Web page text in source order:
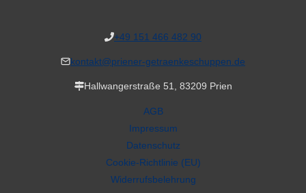
+49 151 466 482 90
kontakt@priener-getraenkeschuppen.de
Hallwangerstraße 51, 83209 Prien
AGB
Impressum
Datenschutz
Cookie-Richtlinie (EU)
Widerrufsbelehrung